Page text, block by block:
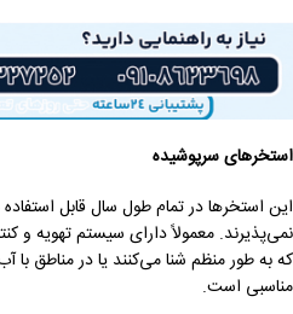
استخرهای سرپوشیده
این استخرها در تمام طول سال قابل
نمی‌پذیرند. معمولاً دارای سیستم تهویه و
که به طور منظم شنا می‌کنند یا در مناطق با
مناسبی است.